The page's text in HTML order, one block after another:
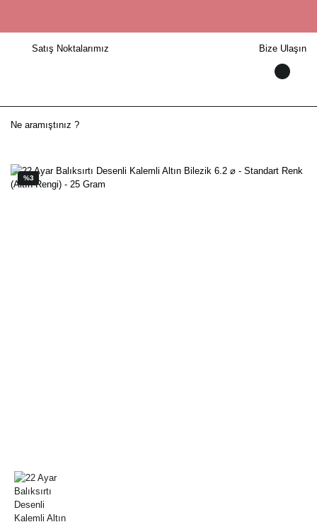
Satış Noktalarımız Bize Ulaşın
%3